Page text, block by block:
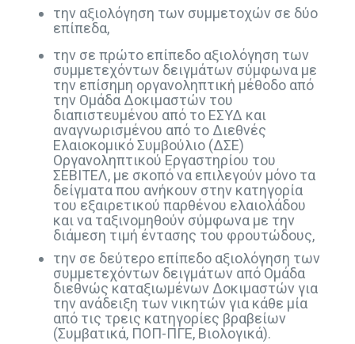
την αξιολόγηση των συμμετοχών σε δύο
επίπεδα,
την σε πρώτο επίπεδο αξιολόγηση των
συμμετεχόντων δειγμάτων σύμφωνα με
την επίσημη οργανοληπτική μέθοδο από
την Ομάδα Δοκιμαστών του
διαπιστευμένου από το ΕΣΥΔ και
αναγνωρισμένου από το Διεθνές
Ελαιοκομικό Συμβούλιο (ΔΣΕ)
Οργανοληπτικού Εργαστηρίου του
ΣΕΒΙΤΕΛ, με σκοπό να επιλεγούν μόνο τα
δείγματα που ανήκουν στην κατηγορία
του εξαιρετικού παρθένου ελαιολάδου
και να ταξινομηθούν σύμφωνα με την
διάμεση τιμή έντασης του φρουτώδους,
την σε δεύτερο επίπεδο αξιολόγηση των
συμμετεχόντων δειγμάτων από Ομάδα
διεθνώς καταξιωμένων Δοκιμαστών για
την ανάδειξη των νικητών για κάθε μία
από τις τρεις κατηγορίες βραβείων
(Συμβατικά, ΠΟΠ-ΠΓΕ, Βιολογικά).